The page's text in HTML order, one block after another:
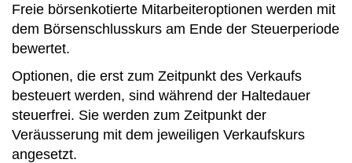
Freie börsenkotierte Mitarbeiteroptionen werden mit
dem Börsenschlusskurs am Ende der Steuerperiode
bewertet.
Optionen, die erst zum Zeitpunkt des Verkaufs
besteuert werden, sind während der Haltedauer
steuerfrei. Sie werden zum Zeitpunkt der
Veräusserung mit dem jeweiligen Verkaufskurs
angesetzt.